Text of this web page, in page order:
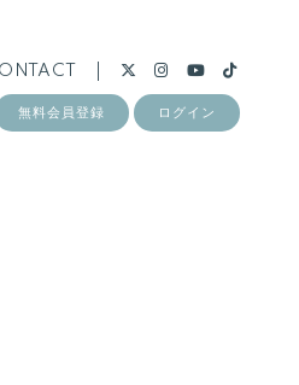
無料会員登録 ログイン